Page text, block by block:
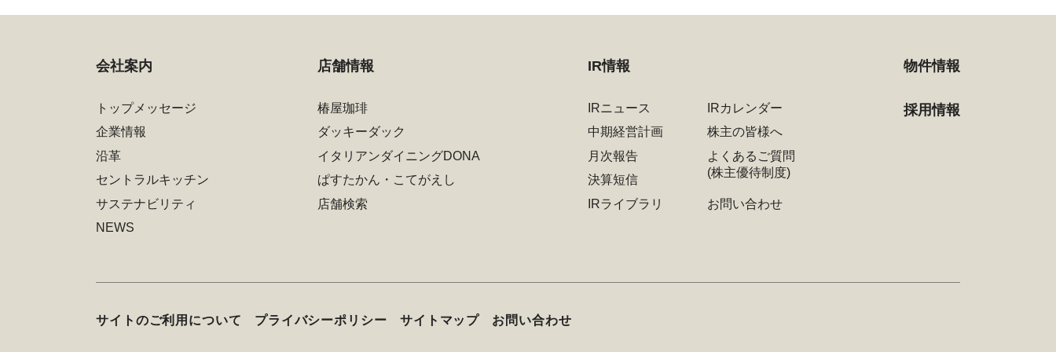
会社案内
トップメッセージ
企業情報
沿革
セントラルキッチン
サステナビリティ
NEWS
店舗情報
椿屋珈琲
ダッキーダック
イタリアンダイニングDONA
ぱすたかん・こてがえし
店舗検索
IR情報
IRニュース
IRカレンダー
中期経営計画
株主の皆様へ
月次報告
決算短信
よくあるご質問
(株主優待制度)
IRライブラリ お問い合わせ
物件情報
採用情報
サイトのご利用について プライバシーポリシー サイトマップ お問い合わせ